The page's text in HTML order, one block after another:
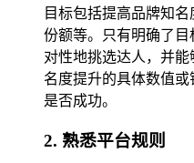
目标包括提高品牌知
份额等。只有明确了
对性地挑选达人，并
名度提升的具体数值
是否成功。
2. 熟悉平台规则